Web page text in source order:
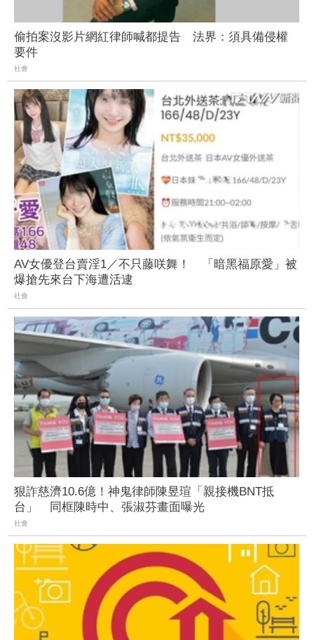
偷拍案沒影片網紅律師喊都提告 法界：須具備侵權
要件
社會
AV女優登台賣淫1／不只藤咲舞！ 「暗黑福原愛」被
爆搶先來台下海遭活逮
社會
狠詐慈濟10.6億！神鬼律師陳昱瑄「親接機BNT抵
台」 同框陳時中、張淑芬畫面曝光
社會